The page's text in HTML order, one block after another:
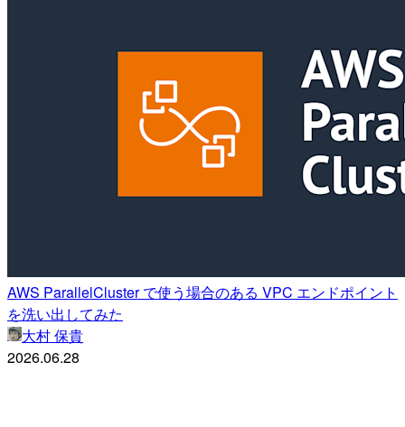
AWS ParallelCluster で使う場合のある VPC エンドポイント
を洗い出してみた
大村 保貴
2026.06.28